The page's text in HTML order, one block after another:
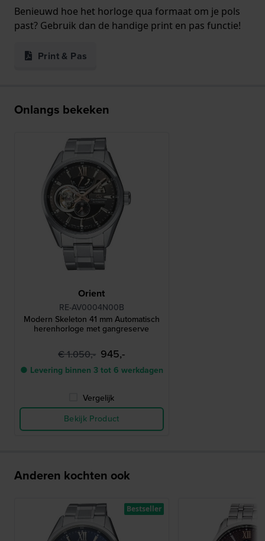
Benieuwd hoe het horloge qua formaat om je pols
past? Gebruik dan de handige print en pas functie!
Print & Pas
Onlangs bekeken
Orient
RE-AV0004N00B
Modern Skeleton 41 mm Automatisch
herenhorloge met gangreserve
€ 1.050,- 945,-
● Levering binnen 3 tot 6 werkdagen
Vergelijk
Bekijk Product
Anderen kochten ook
Bestseller